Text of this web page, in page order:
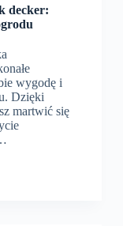
decker:
wygodę i
Dzięki
martwić się